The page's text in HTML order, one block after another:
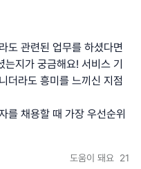
도 관련된 업무를 하셨다면
지가 궁금해요! 서비스 기
더라도 흥미를 느끼신 지점
를 채용할 때 가장 우선순위
도움이 돼요 21